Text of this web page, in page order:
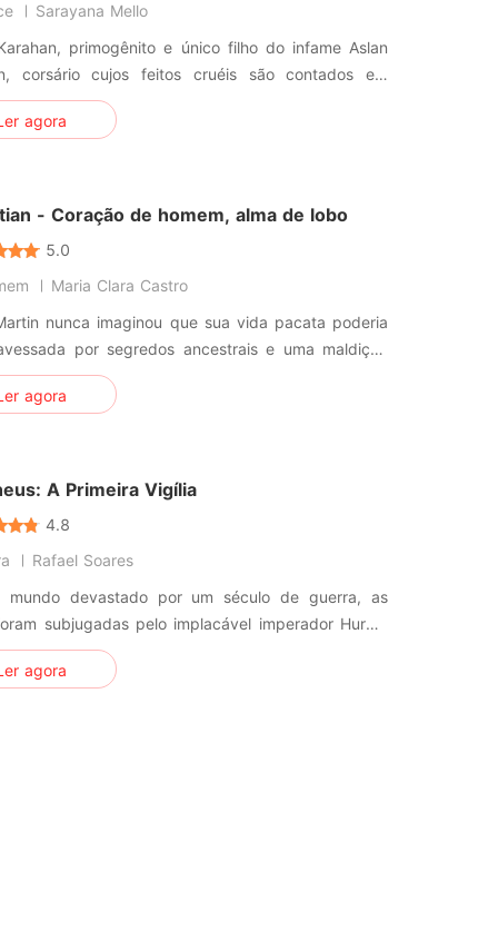
Sarayana Mello
primogênito e único filho do infame Aslan
corsário cujos feitos cruéis são contados em
e cânticos de temor por toda a vastidão dos sete
de seu pai um encargo de grande vileza.
agora
- Coração de homem, alma de lobo
5.0
Maria Clara Castro
nunca imaginou que sua vida pacata poderia
por segredos ancestrais e uma maldição
cruzar o caminho de Sebastian D'Arganville, um
marcado por uma antiga promessa selada sob a
agora
A Primeira Vigília
4.8
Rafael Soares
mundo devastado por um século de guerra, as
subjugadas pelo implacável imperador Hurok,
cujo domínio sombrio foi consolidado por artes
proibidas e uma ambição insaciável. No centro
agora